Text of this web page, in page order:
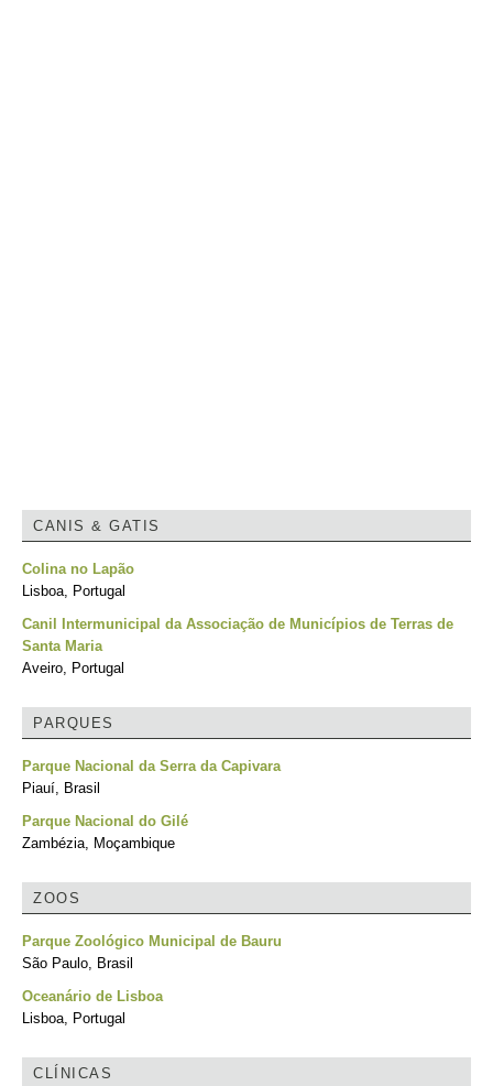
CANIS & GATIS
Colina no Lapão
Lisboa, Portugal
Canil Intermunicipal da Associação de Municípios de Terras de
Santa Maria
Aveiro, Portugal
PARQUES
Parque Nacional da Serra da Capivara
Piauí, Brasil
Parque Nacional do Gilé
Zambézia, Moçambique
ZOOS
Parque Zoológico Municipal de Bauru
São Paulo, Brasil
Oceanário de Lisboa
Lisboa, Portugal
CLÍNICAS